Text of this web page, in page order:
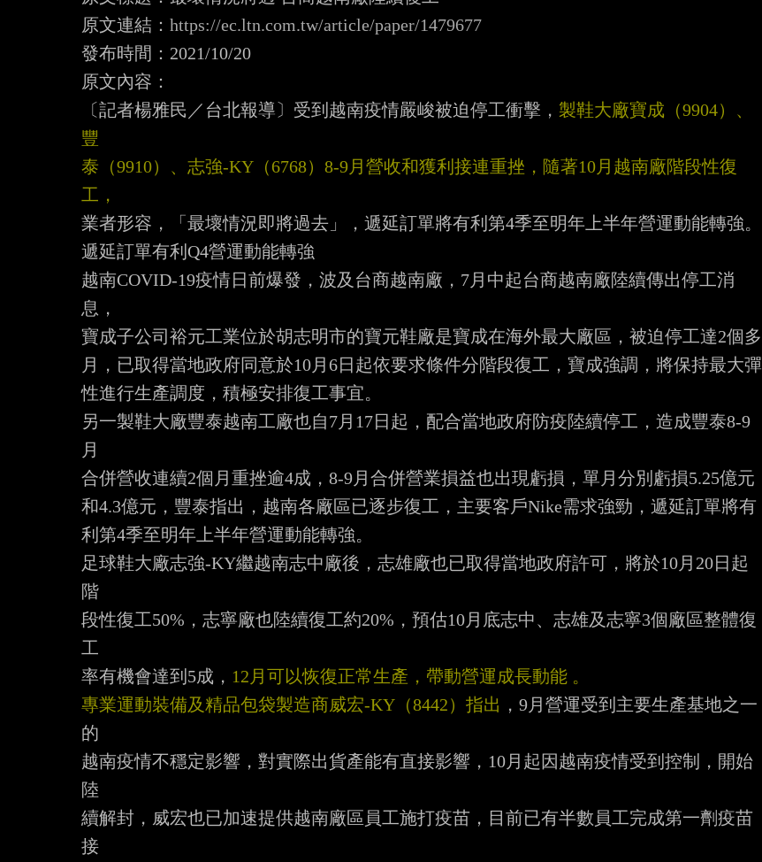
原文連結： https://ec.ltn.com.tw/article/paper/1479677
發布時間：2021/10/20
原文內容：
〔記者楊雅民／台北報導〕受到越南疫情嚴峻被迫停工衝擊， 製鞋大廠寶成（9904）、
泰（9910）、志強-KY（6768）8-9月營收和獲利接連重挫，隨著10月越南廠階段性復
工，
業者形容，「最壞情況即將過去」，遞延訂單將有利第4季至明年上半年營運動能轉強。
遞延訂單有利Q4營運動能轉強
越南COVID-19疫情日前爆發，波及台商越南廠，7月中起台商越南廠陸續傳出停工消
息，
寶成子公司裕元工業位於胡志明市的寶元鞋廠是寶成在海外最大廠區，被迫停工達2個多
月，已取得當地政府同意於10月6日起依要求條件分階段復工，寶成強調，將保持最大彈
性進行生產調度，積極安排復工事宜。
另一製鞋大廠豐泰越南工廠也自7月17日起，配合當地政府防疫陸續停工，造成豐泰8-9
月
合併營收連續2個月重挫逾4成，8-9月合併營業損益也出現虧損，單月分別虧損5.25億元
和4.3億元，豐泰指出，越南各廠區已逐步復工，主要客戶Nike需求強勁，遞延訂單將有
利第4季至明年上半年營運動能轉強。
足球鞋大廠志強-KY繼越南志中廠後，志雄廠也已取得當地政府許可，將於10月20日起
階
段性復工50%，志寧廠也陸續復工約20%，預估10月底志中、志雄及志寧3個廠區整體復
工
率有機會達到5成， 12月可以恢復正常生產，帶動營運成長動能 。
專業運動裝備及精品包袋製造商威宏-KY（8442）指出 ，9月營運受到主要生產基地之一
的
越南疫情不穩定影響，對實際出貨產能有直接影響，10月起因越南疫情受到控制，開始
陸
續解封，威宏也已加速提供越南廠區員工施打疫苗，目前已有半數員工完成第一劑疫苗
接